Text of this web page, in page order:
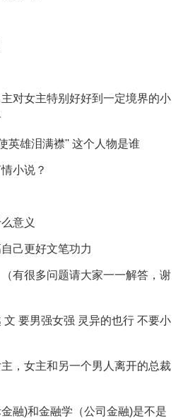
对女主特别好好到一定境界的小
英雄泪满襟'' 这个人物是谁
小说？
意义
己更好文笔功力
有很多问题请大家一一解答，谢
要男强女强 灵异的也行 不要小
，女主和另一个男人离开的总裁
融)和金融学（公司金融)是不是